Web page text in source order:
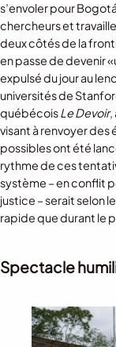
s’envoler pour
chercheurs et
deux côtés de la
en passe de devenir
expulsé du jour au
universités de
québécoisLe Devoir,
visant à renvoyer
possibles ont été
rythme de ces
système – en conflit
justice – serait selon
rapide que durant le
Spectacle